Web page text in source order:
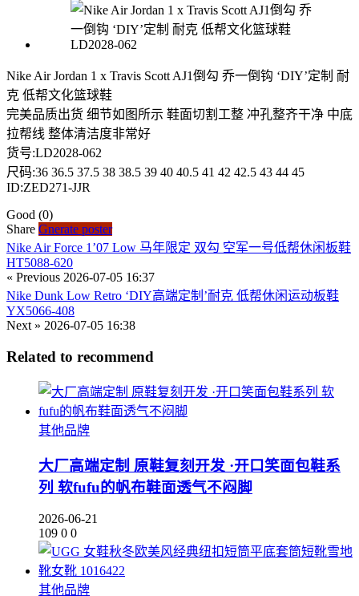
Nike Air Jordan 1 x Travis Scott AJ1倒勾 乔一倒钩 ‘DIY’定制 耐
克 低帮文化篮球鞋
完美品质出货 细节如图所示 鞋面切割工整 冲孔整齐干净 中底
拉帮线 整体清洁度非常好
货号:LD2028-062
尺码:36 36.5 37.5 38 38.5 39 40 40.5 41 42 42.5 43 44 45
ID:ZED271-JJR
Good (0)
Share Gnerate poster
Nike Air Force 1’07 Low 马年限定 双勾 空军一号低帮休闲板鞋
HT5088-620
« Previous 2026-07-05 16:37
Nike Dunk Low Retro ‘DIY高端定制’耐克 低帮休闲运动板鞋
YX5066-408
Next » 2026-07-05 16:38
Related to recommend
其他品牌
大厂高端定制 原鞋复刻开发 ·开口笑面包鞋系
列 软fufu的帆布鞋面透气不闷脚
2026-06-21
109 0 0
其他品牌